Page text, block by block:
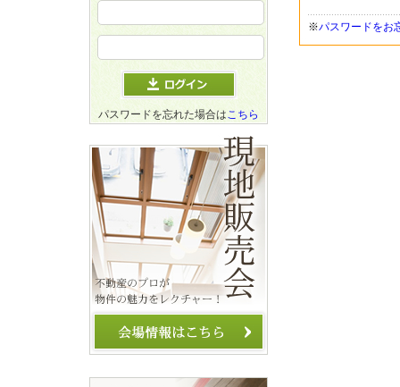
※パスワードをお
パスワードを忘れた場合はこちら